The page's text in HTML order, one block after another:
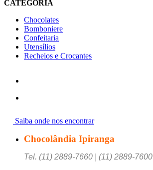
CATEGORIA
Chocolates
Bomboniere
Confeitaria
Utensílios
Recheios e Crocantes
Saiba onde nos encontrar
Chocolândia Ipiranga
Tel. (11) 2889-7660 | (11) 2889-7600